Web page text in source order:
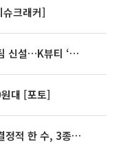
크래커]
판매망’ 확대[K뷰티 라방戰]
대 [포토]
'2TV 생생정보' 오늘방송맛집- 결정적 한 수, 3종 메밀면! 메밀 소바 맛집 '의○○○○'